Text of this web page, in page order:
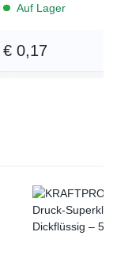
Auf Lager
€ 0,17